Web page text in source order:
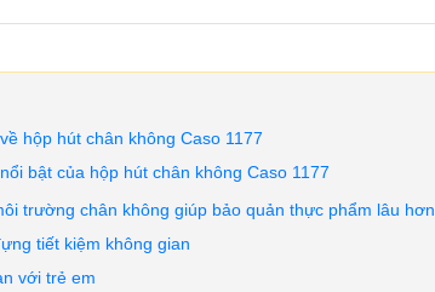
hộp hút chân không Caso 1177
bật của hộp hút chân không Caso 1177
trường chân không giúp bảo quản thực phẩm lâu hơn
tiết kiệm không gian
với trẻ em